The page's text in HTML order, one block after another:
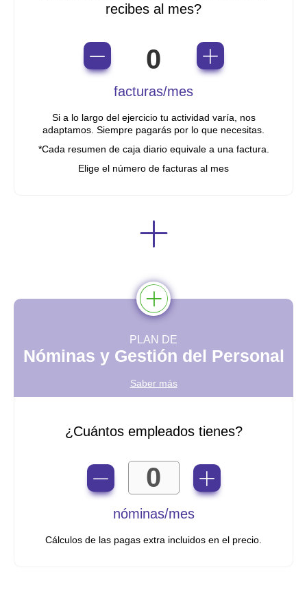
recibes al mes?
0
facturas/mes
Si a lo largo del ejercicio tu actividad varía, nos
adaptamos. Siempre pagarás por lo que necesitas.
*Cada resumen de caja diario equivale a una factura.
Elige el número de facturas al mes
PLAN DE
Nóminas y Gestión del Personal
Saber más
¿Cuántos empleados tienes?
nóminas/mes
Cálculos de las pagas extra incluidos en el precio.